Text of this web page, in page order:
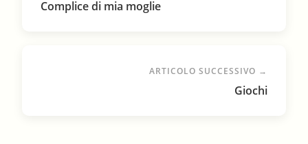
Complice di mia moglie
ARTICOLO SUCCESSIVO →
Giochi